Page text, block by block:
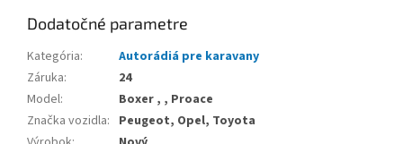
Dodatočné parametre
Kategória:
Autorádiá pre karavany
Záruka:
24
Model:
Boxer , , Proace
Značka vozidla: Peugeot, Opel, Toyota